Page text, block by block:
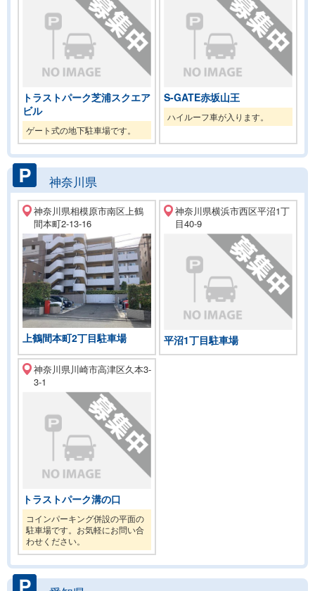
トラストパーク芝浦スクエア
ビル
ゲート式の地下駐車場です。
S-GATE赤坂山王
ハイルーフ車が入ります。
神奈川県
神奈川県相模原市南区上鶴
間本町2-13-16
上鶴間本町2丁目駐車場
神奈川県横浜市西区平沼1丁
目40-9
平沼1丁目駐車場
神奈川県川崎市高津区久本3-
3-1
トラストパーク溝の口
コインパーキング併設の平面の
駐車場です。お気軽にお問い合
わせください。